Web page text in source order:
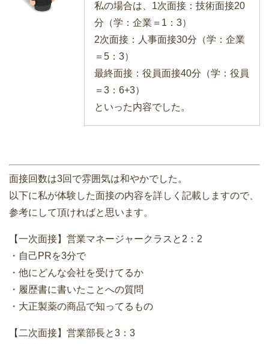
私の場合は、1次面接：技術面接20
分（学：企業＝1：3）
2次面接：人事面接30分（学：企業
＝5：3）
最終面接：役員面接40分（学：役員
＝3：6+3）
といった内容でした。
面接回数は3回で雰囲気は和やかでした。
以下に私が体験した面接の内容を詳しく記載しますので、
参考にして頂ければと思います。
【一次面接】営業マネージャークラスと2：2
・自己PRを3分で
・他にどんな会社を受けてるか
・履歴書に書いたことへの質問
・大正製薬の商品で知ってるもの
【二次面接】営業部長と3：3